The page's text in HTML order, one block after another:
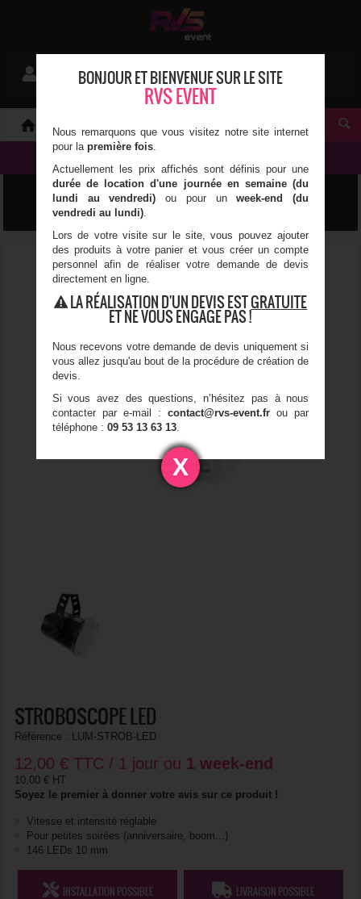
Se connecter
1 article(s)
LUMIÈRE, SON & VIDÉO
STROBOSCOPE LED
Référence : LUM-STROB-LED
12,00 € TTC / 1 jour ou 1 week-end
10,00 € HT
Soyez le premier à donner votre avis sur ce produit !
Vitesse et intensité réglable
Pour petites soirées (anniversaire, boom...)
146 LEDs 10 mm
INSTALLATION POSSIBLE LIVRAISON POSSIBLE
X
BONJOUR ET BIENVENUE SUR LE SITE
RVS EVENT
Nous remarquons que vous visitez notre site internet
pour la première fois.
Actuellement les prix affichés sont définis pour une
durée de location d'une journée en semaine (du
lundi au vendredi) ou pour unweek-end (du
vendredi au lundi).
Lors de votre visite sur le site, vous pouvez ajouter
des produits à votre panier et vous créer un compte
personnel afin de réaliser votre demande de devis
directement en ligne.
LA RÉALISATION D'UN DEVIS ESTGRATUITE
ET NE VOUS ENGAGE PAS !
Nous recevons votre demande de devis uniquement si
vous allez jusqu'au bout de la procédure de création de
devis.
Si vous avez des questions, n’hésitez pas à nous
contacter par e-mail :contact@rvs-event.fr ou par
téléphone : 09 53 13 63 13.